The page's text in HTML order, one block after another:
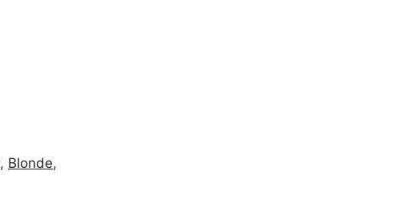
, Blonde,